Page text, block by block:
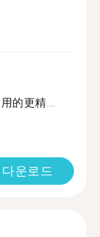
的更精...
운로드